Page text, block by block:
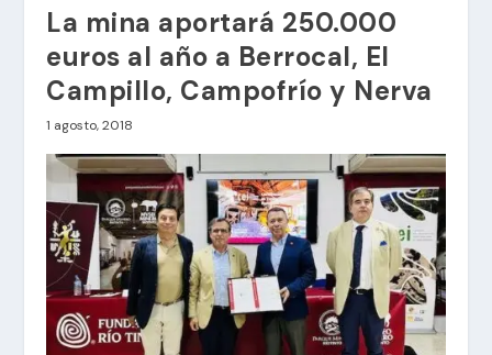
La mina aportará 250.000
euros al año a Berrocal, El
Campillo, Campofrío y Nerva
1 agosto, 2018